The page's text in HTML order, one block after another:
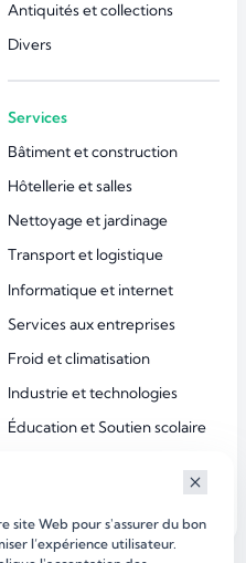
Antiquités et collections
Divers
Services
Bâtiment et construction
Hôtellerie et salles
Nettoyage et jardinage
Transport et logistique
Informatique et internet
Services aux entreprises
Froid et climatisation
Industrie et technologies
Éducation et Soutien scolaire
site Web pour s'assurer du bon
l’expérience utilisateur.